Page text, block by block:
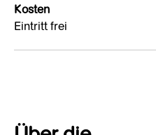
Kosten
Eintritt frei